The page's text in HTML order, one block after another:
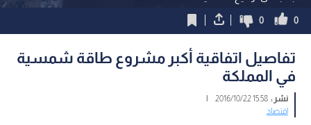
0
0
تفاصيل اتفاقية أكبر مشروع طاقة شمسية
في المملكة
نشر :15:58 2016/10/22
|
اقتصاد